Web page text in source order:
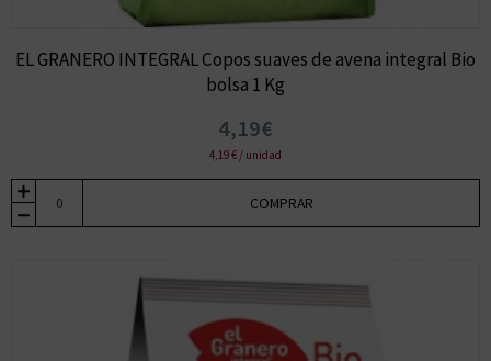
EL GRANERO INTEGRAL Copos suaves de avena integral Bio
bolsa 1 Kg
4,19€
4,19 € / unidad
COMPRAR